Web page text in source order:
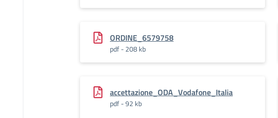
ORDINE_6579758
pdf - 208 kb
accettazione_ODA_Vodafone_Italia
pdf - 92 kb